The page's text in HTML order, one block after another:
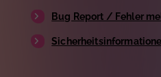
Bug Report / Fehler